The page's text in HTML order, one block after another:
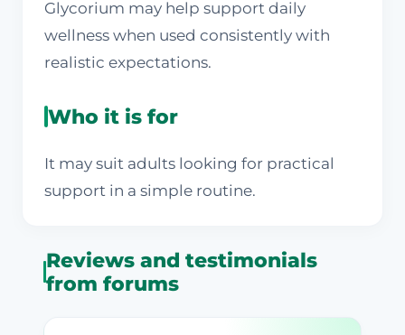
Glycorium may help support daily
wellness when used consistently with
realistic expectations.
Who it is for
It may suit adults looking for practical
support in a simple routine.
Reviews and testimonials
from forums